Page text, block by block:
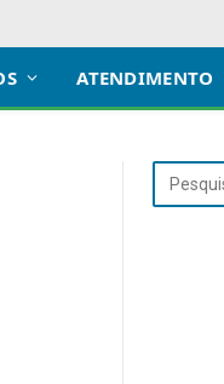
ATENDIMENTO